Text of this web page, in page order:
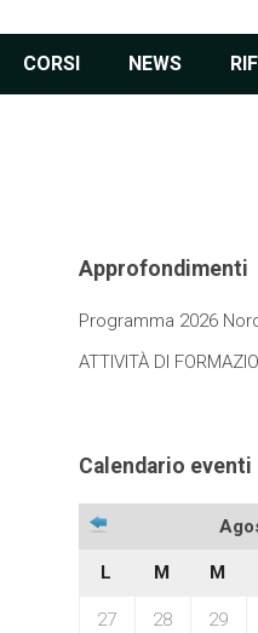
CORSI NEWS
Approfondimenti
Programma 2026
ATTIVITÀ DI
Calendario eventi
L M M
27 28 29